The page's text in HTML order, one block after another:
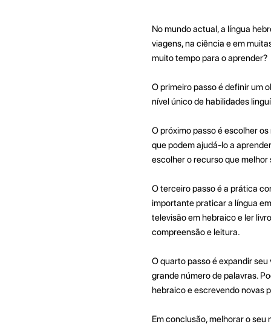
No mundo actual, a língua
viagens, na ciência e em
muito tempo para o aprender?
O primeiro passo é definir um
nível único de habilidades
O próximo passo é escolher
que podem ajudá-lo a
escolher o recurso que
O terceiro passo é a prática
importante praticar a língua
televisão em hebraico e ler
compreensão e leitura.
O quarto passo é expandir
grande número de palavras.
hebraico e escrevendo novas
Em conclusão, melhorar o